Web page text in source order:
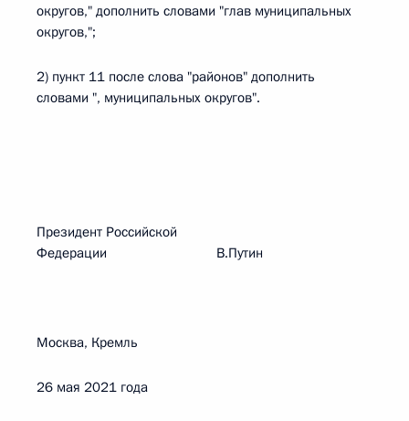
округов," дополнить словами "глав муниципальных
округов,";
2) пункт 11 после слова "районов" дополнить
словами ", муниципальных округов".
Президент Российской
Федерации В.Путин
Москва, Кремль
26 мая 2021 года